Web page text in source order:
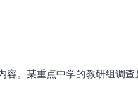
容。某重点中学的教研组调